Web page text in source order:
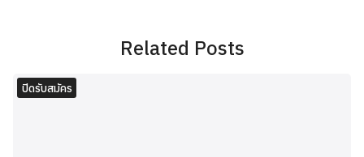
Related Posts
ปิดรับสมัคร